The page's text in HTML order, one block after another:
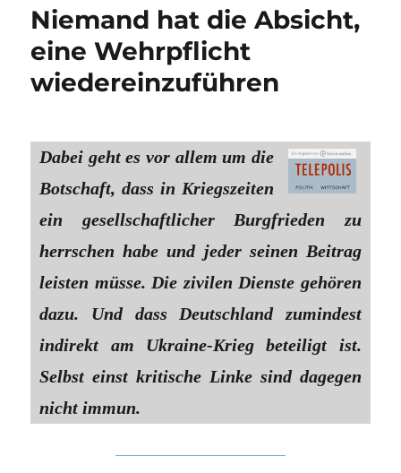
Niemand hat die Absicht,
eine Wehrpflicht
wiedereinzuführen
Dabei geht es vor allem um die
Botschaft, dass in Kriegszeiten
ein gesellschaftlicher Burgfrieden zu
herrschen habe und jeder seinen Beitrag
leisten müsse. Die zivilen Dienste gehören
dazu. Und dass Deutschland zumindest
indirekt am Ukraine-Krieg beteiligt ist.
Selbst einst kritische Linke sind dagegen
nicht immun.